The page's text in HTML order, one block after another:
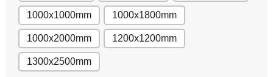
1000x1000mm 1000x1800mm
1000x2000mm 1200x1200mm
1300x2500mm